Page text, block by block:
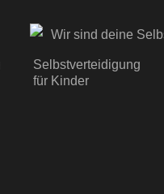
Selbstverteidigung
für Kinder